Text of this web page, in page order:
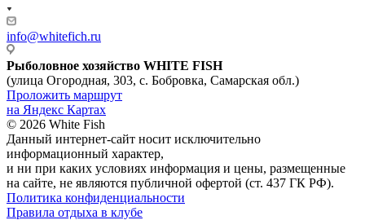
info@whitefich.ru
Рыболовное хозяйство WHITE FISH
(улица Огородная, 303, с. Бобровка, Самарская обл.)
Проложить маршрут
на Яндекс Картах
© 2026 White Fish
Данный интернет-сайт носит исключительно
информационный характер,
и ни при каких условиях информация и цены, размещенные
на сайте, не являются публичной офертой (ст. 437 ГК РФ).
Политика конфиденциальности
Правила отдыха в клубе